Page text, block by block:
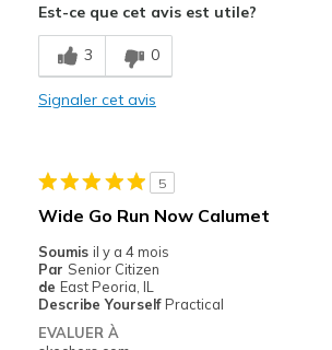
Comfortable
Stylish
View On Shoes
Est-ce que cet avis est utile?
3 0
Signaler cet avis
5
Wide Go Run Now Calumet
Soumis il y a 4 mois
Par Senior Citizen
de East Peoria, IL
Describe Yourself Practical
EVALUER À